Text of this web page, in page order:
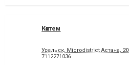
Көктем
Уральск, Microdistrict Астана, 20
7112271036